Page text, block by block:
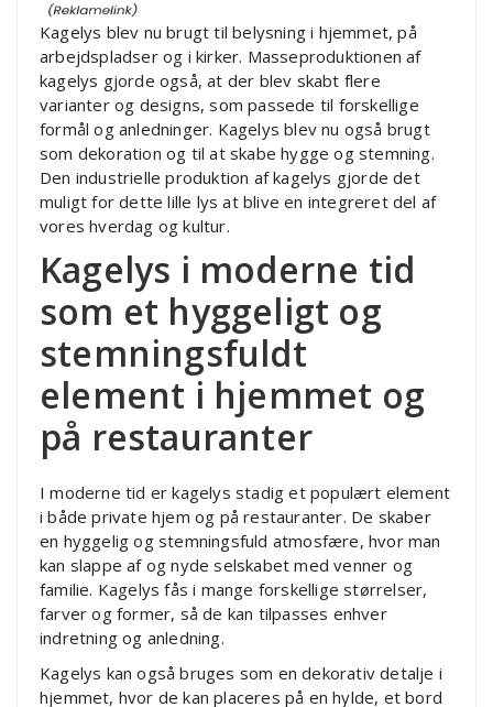
Kagelys blev nu brugt til belysning i hjemmet, på
arbejdspladser og i kirker. Masseproduktionen af
kagelys gjorde også, at der blev skabt flere
varianter og designs, som passede til forskellige
formål og anledninger. Kagelys blev nu også brugt
som dekoration og til at skabe hygge og stemning.
Den industrielle produktion af kagelys gjorde det
muligt for dette lille lys at blive en integreret del af
vores hverdag og kultur.
Kagelys i moderne tid
som et hyggeligt og
stemningsfuldt
element i hjemmet og
på restauranter
I moderne tid er kagelys stadig et populært element
i både private hjem og på restauranter. De skaber
en hyggelig og stemningsfuld atmosfære, hvor man
kan slappe af og nyde selskabet med venner og
familie. Kagelys fås i mange forskellige størrelser,
farver og former, så de kan tilpasses enhver
indretning og anledning.
Kagelys kan også bruges som en dekorativ detalje i
hjemmet, hvor de kan placeres på en hylde, et bord